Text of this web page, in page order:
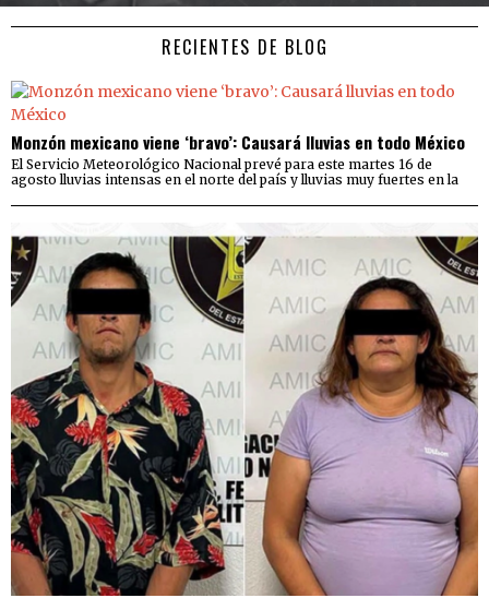
RECIENTES DE BLOG
Monzón mexicano viene ‘bravo’: Causará lluvias en todo México
El Servicio Meteorológico Nacional prevé para este martes 16 de
agosto lluvias intensas en el norte del país y lluvias muy fuertes en la